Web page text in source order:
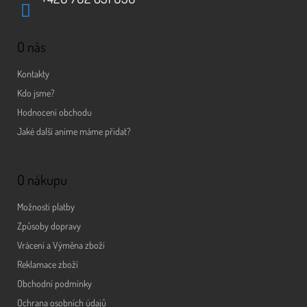
O nás
Kontakty
Kdo jsme?
Hodnocení obchodu
Jaké další anime máme přidat?
O nákupu
Možnosti platby
Způsoby dopravy
Vrácení a Výměna zboží
Reklamace zboží
Obchodní podmínky
Ochrana osobních údajů